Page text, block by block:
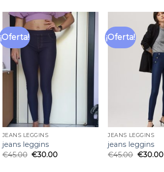
¡Oferta!
Añadir
lista
deseos
JEANS LEGGINS
jeans leggins
€45.00 €30.00
¡Oferta!
JEANS LEGGINS
jeans leggins
€45.00 €30.00